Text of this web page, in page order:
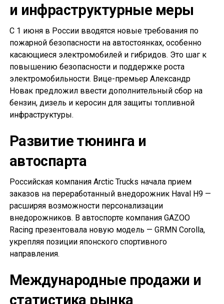
и инфраструктурные меры
С 1 июня в России вводятся новые требования по
пожарной безопасности на автостоянках, особенно
касающиеся электромобилей и гибридов. Это шаг к
повышению безопасности и поддержке роста
электромобильности. Вице-премьер Александр
Новак предложил ввести дополнительный сбор на
бензин, дизель и керосин для защиты топливной
инфраструктуры.
Развитие тюнинга и
автоспарта
Российская компания Arctic Trucks начала прием
заказов на переработанный внедорожник Haval H9 —
расширяя возможности персонализации
внедорожников. В автоспорте компания GAZOO
Racing презентовала новую модель — GRMN Corolla,
укрепляя позиции японского спортивного
направления.
Международные продажи и
статистика рынка